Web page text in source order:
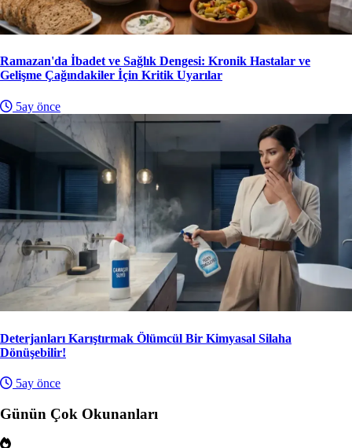
Ramazan'da İbadet ve Sağlık Dengesi: Kronik Hastalar ve
Gelişme Çağındakiler İçin Kritik Uyarılar
5ay önce
Deterjanları Karıştırmak Ölümcül Bir Kimyasal Silaha
Dönüşebilir!
5ay önce
Günün Çok Okunanları